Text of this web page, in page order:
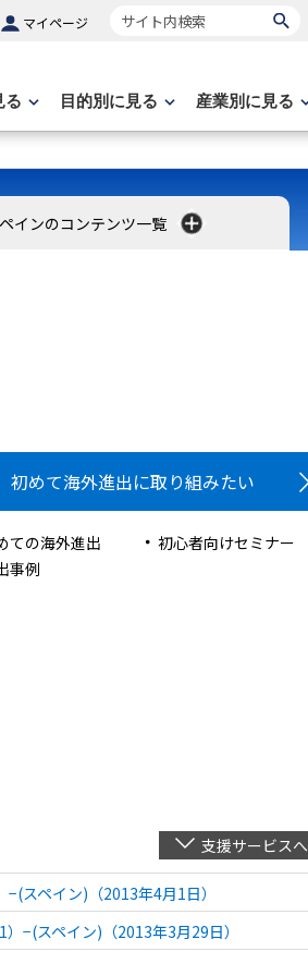
マイページ サイト内検索
る 目的別に見る 産業別に見る
インのコンテンツ一覧
初めて海外進出に取り組みたい
ての海外進出
初心者向けセミナー
事例
支援サービスへ
スペイン)（2013年4月1日）
−(スペイン)（2013年3月29日）